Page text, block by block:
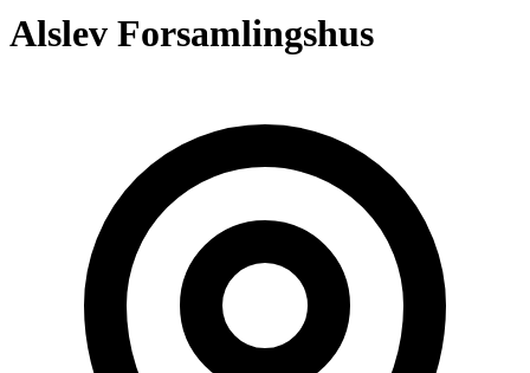
Alslev Forsamlingshus